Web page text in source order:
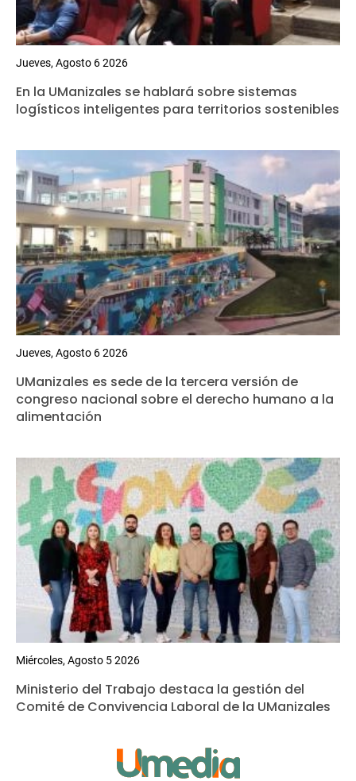
Jueves, Agosto 6 2026
En la UManizales se hablará sobre sistemas
logísticos inteligentes para territorios sostenibles
Jueves, Agosto 6 2026
UManizales es sede de la tercera versión de
congreso nacional sobre el derecho humano a la
alimentación
Miércoles, Agosto 5 2026
Ministerio del Trabajo destaca la gestión del
Comité de Convivencia Laboral de la UManizales